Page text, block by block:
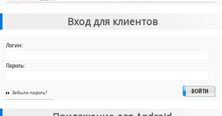
Вход для клиентов
Логин:
Пароль:
Забыли пароль?